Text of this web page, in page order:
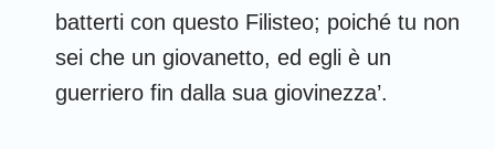
batterti con questo Filisteo; poiché tu non
sei che un giovanetto, ed egli è un
guerriero fin dalla sua giovinezza’.